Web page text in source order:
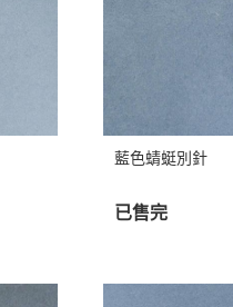
藍色蜻蜓別針
已售完